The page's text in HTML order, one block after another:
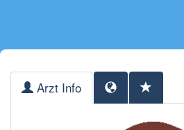
Arzt Info